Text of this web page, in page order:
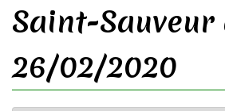
Saint-Sauveur
26/02/2020